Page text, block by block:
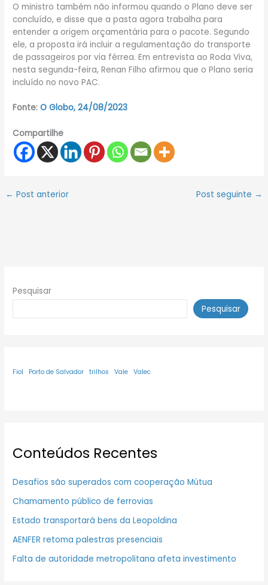
O ministro também não informou quando o Plano deve ser
concluído, e disse que a pasta agora trabalha para
entender a origem orçamentária para o pacote. Segundo
ele, a proposta irá incluir a regulamentação do transporte
de passageiros por via férrea. Em entrevista ao Roda Viva,
nesta segunda-feira, Renan Filho afirmou que o Plano seria
incluído no novo PAC.
Fonte:O Globo, 24/08/2023
Compartilhe
← Post anterior Post seguinte →
Pesquisar
Pesquisar
Fiol Porto de Salvador trilhos Vale Valec
Conteúdos Recentes
Desafios são superados com cooperação Mútua
Chamamento público de ferrovias
Estado transportará bens da Leopoldina
AENFER retoma palestras presenciais
Falta de autoridade metropolitana afeta investimento